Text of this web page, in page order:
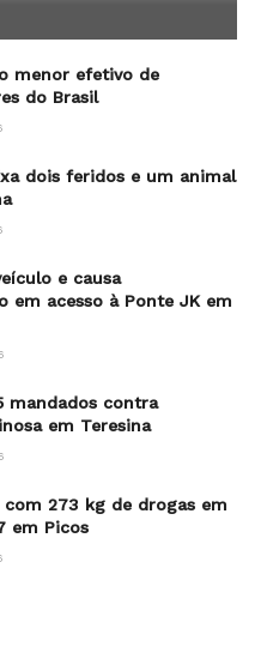
menor efetivo de
do Brasil
dois feridos e um animal
e causa
em acesso à Ponte JK em
mandados contra
em Teresina
273 kg de drogas em
em Picos